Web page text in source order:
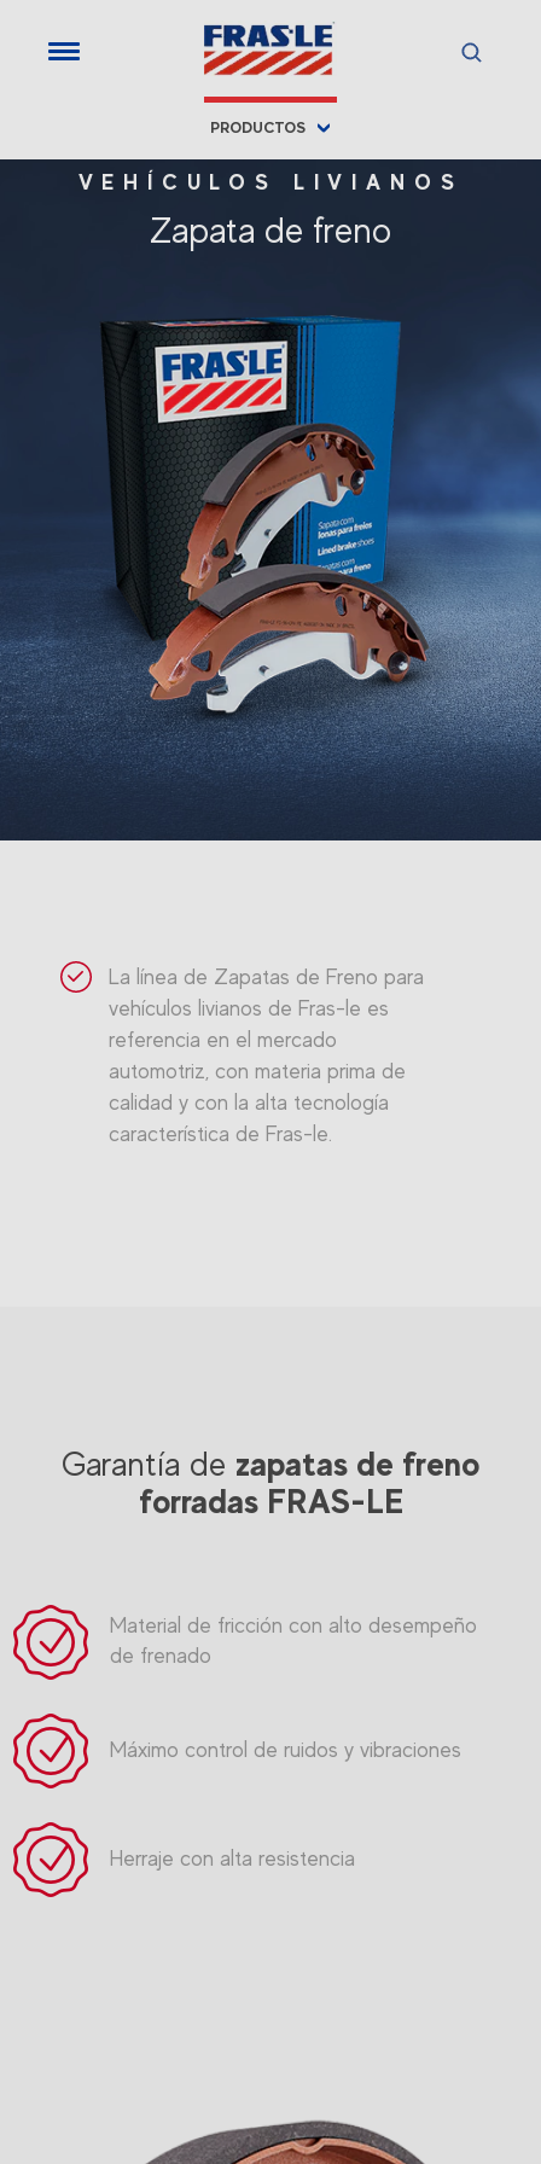
PRODUCTOS
VEHÍCULOS LIVIANOS
Zapata de freno
La línea de Zapatas de Freno para
vehículos livianos de Fras-le es
referencia en el mercado
automotriz, con materia prima de
calidad y con la alta tecnología
característica de Fras-le.
Garantía de zapatas de freno
forradas FRAS-LE
Material de fricción con alto desempeño
de frenado
Máximo control de ruidos y vibraciones
Herraje con alta resistencia